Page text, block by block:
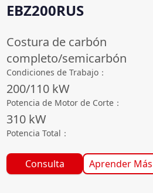
EBZ200RUS
Costura de carbón
completo/semicarbón
Condiciones de Trabajo ：
200/110 kW
Potencia de Motor de Corte ：
310 kW
Potencia Total ：
Consulta Aprender Más